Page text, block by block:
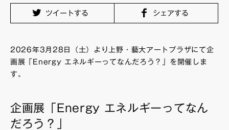
ツイートする シェアする
2026年3月28日（土）より上野・藝大アートプラザにて企
画展「Energy エネルギーってなんだろう？」を開催しま
す。
企画展「Energy エネルギーってなん
だろう？」